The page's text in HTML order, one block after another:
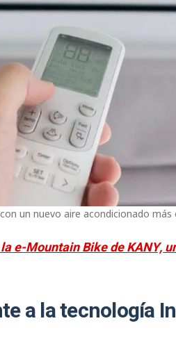
un nuevo aire acondicionado
e-Mountain Bike de KANY,
a la tecnología